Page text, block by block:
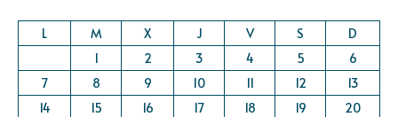
L M X J V S
D
1
2 3 4 5
6
7
8 9 10 11 12
13
14
15 16 17 18 19
20